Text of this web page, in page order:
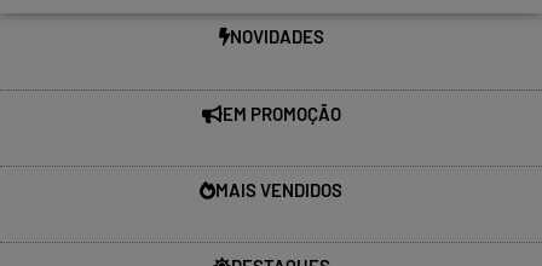
NOVIDADES
EM PROMOÇÃO
MAIS VENDIDOS